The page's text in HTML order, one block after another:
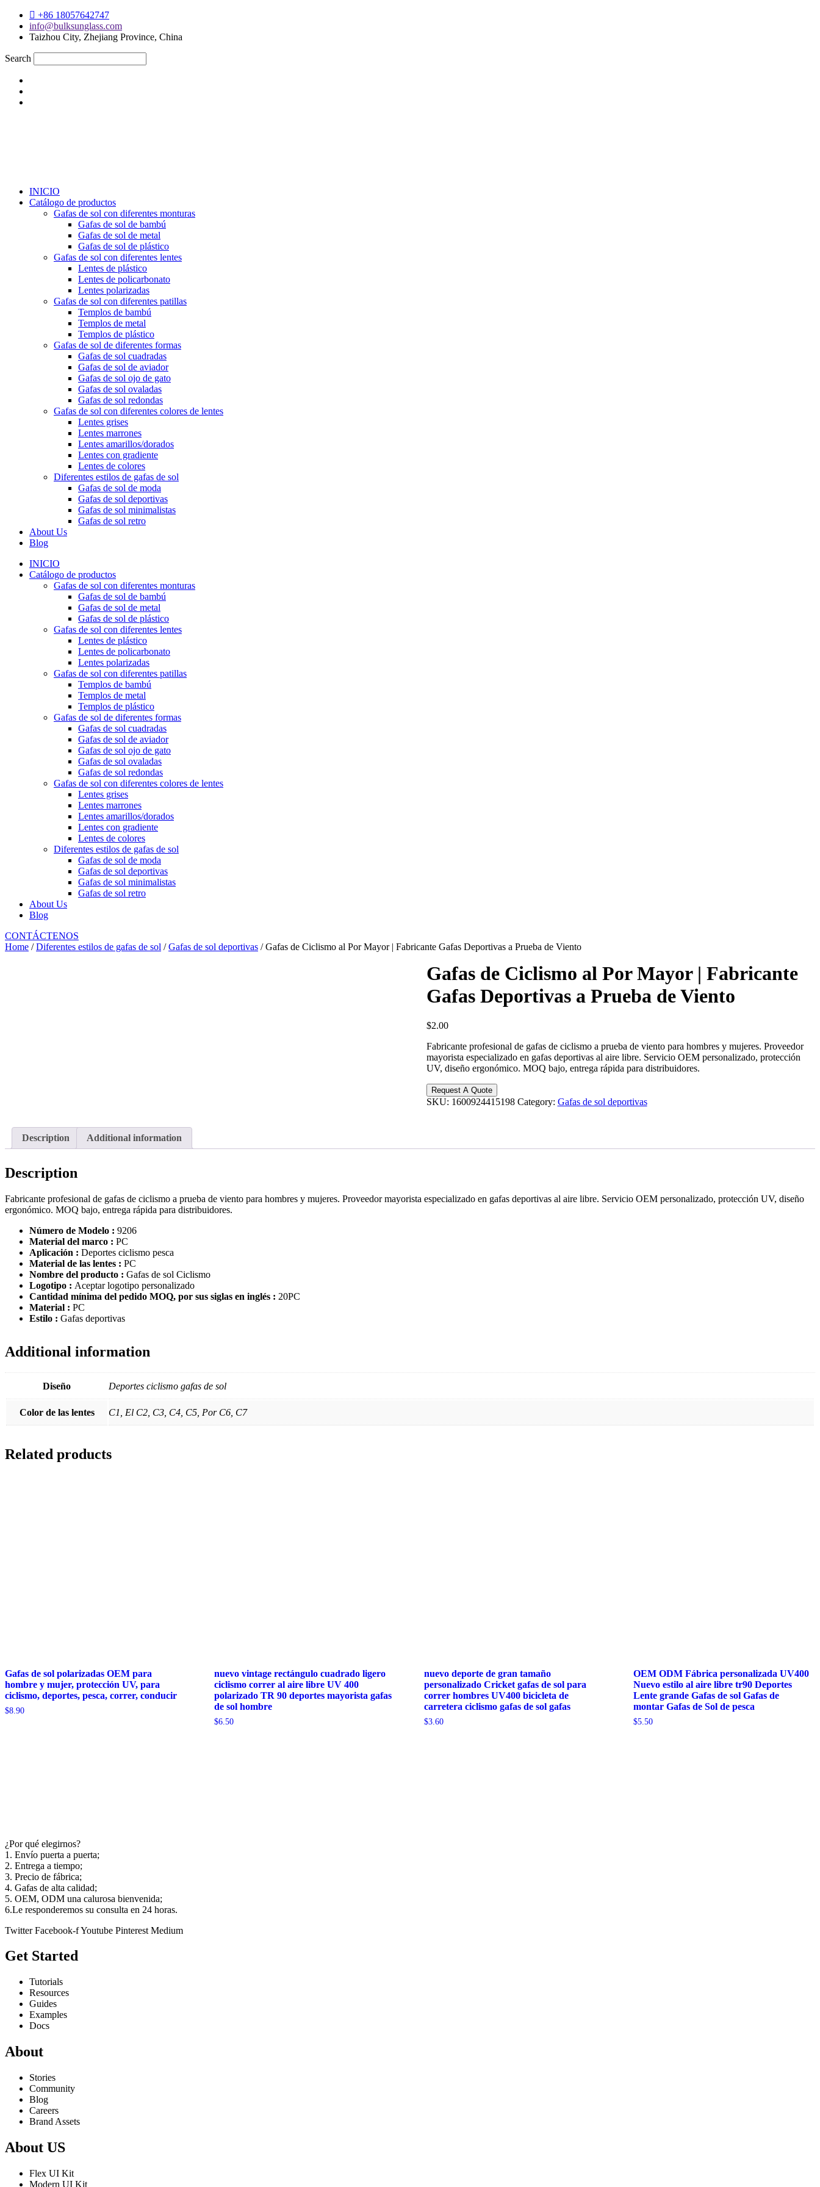
Skip
content
+86 18057642747
info@bulksunglass.com
Taizhou City, Zhejiang Province, China
Search
INICIO
Catálogo de productos
Gafas de sol con diferentes monturas
Gafas de sol de bambú
Gafas de sol de metal
Gafas de sol de plástico
Gafas de sol con diferentes lentes
Lentes de plástico
Lentes de policarbonato
Lentes polarizadas
Gafas de sol con diferentes patillas
Templos de bambú
Templos de metal
Templos de plástico
Gafas de sol de diferentes formas
Gafas de sol cuadradas
Gafas de sol de aviador
Gafas de sol ojo de gato
Gafas de sol ovaladas
Gafas de sol redondas
Gafas de sol con diferentes colores de lentes
Lentes grises
Lentes marrones
Lentes amarillos/dorados
Lentes con gradiente
Lentes de colores
Diferentes estilos de gafas de sol
Gafas de sol de moda
Gafas de sol deportivas
Gafas de sol minimalistas
Gafas de sol retro
About Us
Blog
INICIO
Catálogo de productos
Gafas de sol con diferentes monturas
Gafas de sol de bambú
Gafas de sol de metal
Gafas de sol de plástico
Gafas de sol con diferentes lentes
Lentes de plástico
Lentes de policarbonato
Lentes polarizadas
Gafas de sol con diferentes patillas
Templos de bambú
Templos de metal
Templos de plástico
Gafas de sol de diferentes formas
Gafas de sol cuadradas
Gafas de sol de aviador
Gafas de sol ojo de gato
Gafas de sol ovaladas
Gafas de sol redondas
Gafas de sol con diferentes colores de lentes
Lentes grises
Lentes marrones
Lentes amarillos/dorados
Lentes con gradiente
Lentes de colores
Diferentes estilos de gafas de sol
Gafas de sol de moda
Gafas de sol deportivas
Gafas de sol minimalistas
Gafas de sol retro
About Us
Blog
CONTÁCTENOS
Home /Diferentes estilos de gafas de sol /Gafas de sol deportivas / Gafas de Ciclismo al Por Mayor | Fabricante Gafas Deportivas a Prueba de Viento
Gafas de Ciclismo al Por Mayor | Fabricante
Gafas Deportivas a Prueba de Viento
$2.00
Fabricante profesional de gafas de ciclismo a prueba de viento para hombres y mujeres. Proveedor
mayorista especializado en gafas deportivas al aire libre. Servicio OEM personalizado, protección
UV, diseño ergonómico. MOQ bajo, entrega rápida para distribuidores.
Request A Quote
SKU: 1600924415198 Category: Gafas de sol deportivas
Description Additional information
Description
Fabricante profesional de gafas de ciclismo a prueba de viento para hombres y mujeres. Proveedor mayorista especializado en gafas deportivas al aire libre. Servicio OEM personalizado, protección UV, diseño
ergonómico. MOQ bajo, entrega rápida para distribuidores.
Número de Modelo : 9206
Material del marco : PC
Aplicación : Deportes ciclismo pesca
Material de las lentes : PC
Nombre del producto : Gafas de sol Ciclismo
Logotipo : Aceptar logotipo personalizado
Cantidad mínima del pedido MOQ, por sus siglas en inglés : 20PC
Material : PC
Estilo : Gafas deportivas
Additional information
Diseño Deportes ciclismo gafas de sol
Color de las lentes C1, El C2, C3, C4, C5, Por C6, C7
Related products
Gafas de sol polarizadas OEM para
hombre y mujer, protección UV, para
ciclismo, deportes, pesca, correr, conducir
$8.90
nuevo vintage rectángulo cuadrado ligero
ciclismo correr al aire libre UV 400
polarizado TR 90 deportes mayorista gafas
de sol hombre
$6.50
nuevo deporte de gran tamaño
personalizado Cricket gafas de sol para
correr hombres UV400 bicicleta de
carretera ciclismo gafas de sol gafas
$3.60
OEM ODM Fábrica personalizada UV400
Nuevo estilo al aire libre tr90 Deportes
Lente grande Gafas de sol Gafas de
montar Gafas de Sol de pesca
$5.50
¿Por qué elegirnos?
1. Envío puerta a puerta;
2. Entrega a tiempo;
3. Precio de fábrica;
4. Gafas de alta calidad;
5. OEM, ODM una calurosa bienvenida;
6.Le responderemos su consulta en 24 horas.
Twitter Facebook-fYoutube Pinterest Medium
Get Started
Tutorials
Resources
Guides
Examples
Docs
About
Stories
Community
Blog
Careers
Brand Assets
About US
Flex UI Kit
Modern UI Kit